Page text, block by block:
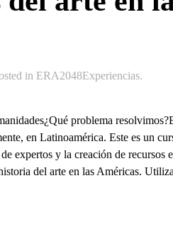
in ERA2048Experiencias.
problema
en Latinoamérica. Este es un
expertos y la creación de recursos
del arte en las Américas.